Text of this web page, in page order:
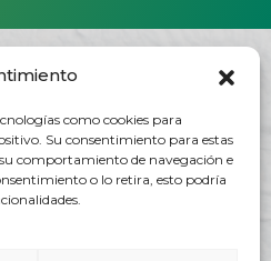
como cookies para
Su consentimiento para estas
comportamiento de navegación e
o lo retira, esto podría
(España)
info@ceg.es
F. (+34) 981 555 882